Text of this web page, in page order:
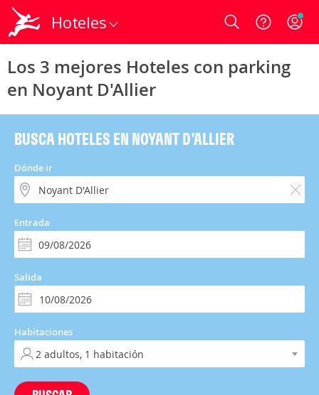
Hoteles Login
Los 3 mejores Hoteles con parking
en Noyant D'Allier
BUSCA HOTELES EN NOYANT D'ALLIER
Dónde ir
Entrada
Salida
Habitaciones